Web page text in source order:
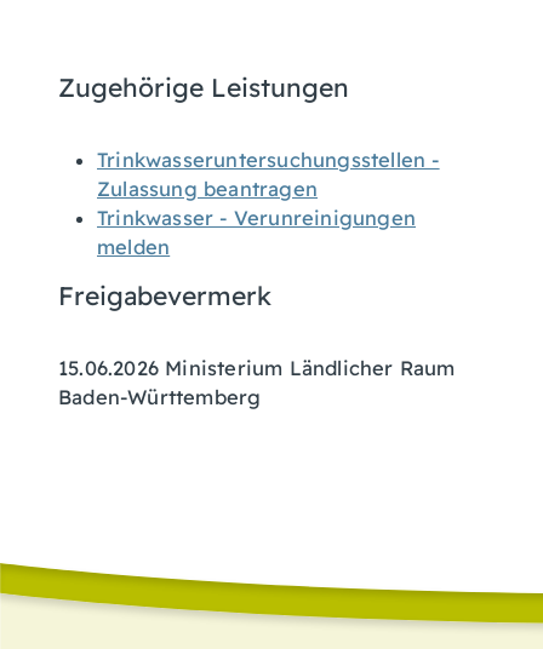
Zugehörige Leistungen
Trinkwasseruntersuchungsstellen -
Zulassung beantragen
Trinkwasser - Verunreinigungen
melden
Freigabevermerk
15.06.2026 Ministerium Ländlicher Raum
Baden-Württemberg